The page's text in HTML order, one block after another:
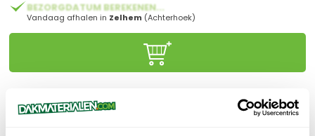
BEZORGDATUM BEREKENEN...
Vandaag afhalen in Zelhem (Achterhoek)
Klanten beoordelen ons met een
9,6/10.0